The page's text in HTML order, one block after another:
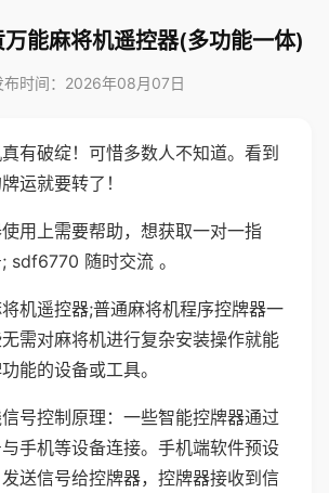
能麻将机遥控器(多功能一体)
布时间：2026年08月07日
有破绽！可惜多数人不知道。看到
运就要转了！
用上需要帮助，想获取一对一指
sdf6770 随时交流 。
机遥控器;普通麻将机程序控牌器一
需对麻将机进行复杂安装操作就能
能的设备或工具。
号控制原理：一些智能控牌器通过
手机等设备连接。手机端软件预设
送信号给控牌器，控牌器接收到信